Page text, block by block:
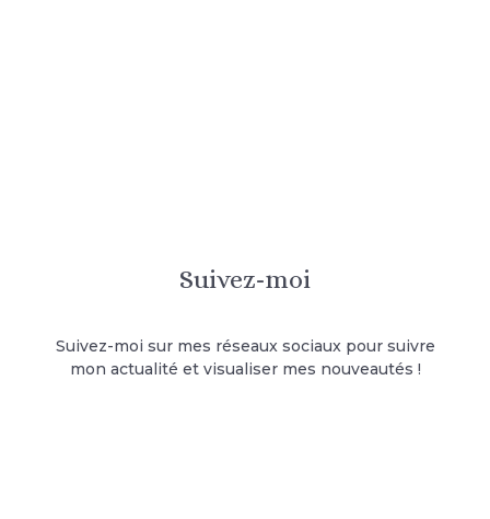
Suivez-moi
Suivez-moi sur mes réseaux sociaux pour suivre
mon actualité et visualiser mes nouveautés !